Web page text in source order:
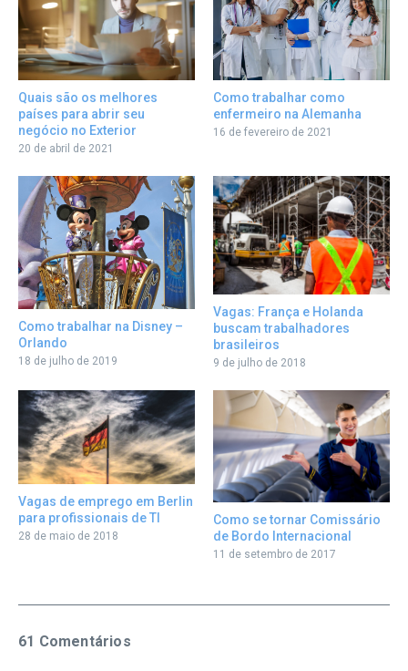
Quais são os melhores
países para abrir seu
negócio no Exterior
20 de abril de 2021
Como trabalhar como
enfermeiro na Alemanha
16 de fevereiro de 2021
Como trabalhar na Disney –
Orlando
18 de julho de 2019
Vagas: França e Holanda
buscam trabalhadores
brasileiros
9 de julho de 2018
Vagas de emprego em Berlin
para profissionais de TI
28 de maio de 2018
Como se tornar Comissário
de Bordo Internacional
11 de setembro de 2017
61 Comentários